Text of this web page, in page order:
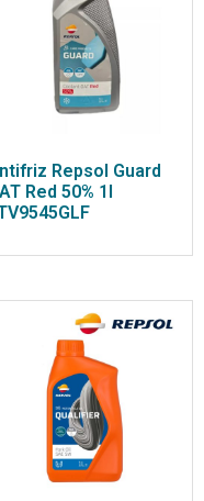
Repsol Guard
Red 50% 1l